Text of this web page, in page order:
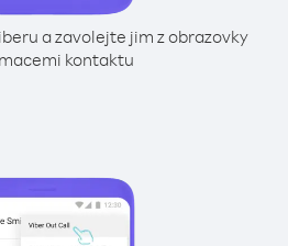
a zavolejte jim z obrazovky
kontaktu